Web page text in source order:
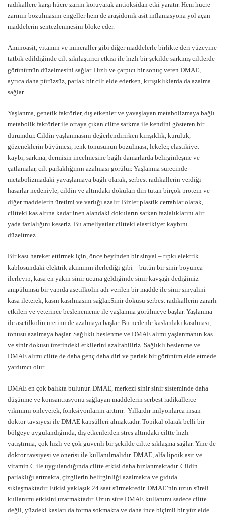
radikallere karşı hücre zarını koruyarak antioksidan etki yaratır. Hem hücre
zarının bozulmasını engeller hem de araşidonik asit inflamasyona yol açan
maddelerin sentezlenmesini bloke eder.
Aminoasit, vitamin ve mineraller gibi diğer maddelerle birlikte deri yüzeyine
tatbik edildiğinde cilt sıkılaştırıcı etkisi ile hızlı bir şekilde sarkmış ciltlerde
görünümün düzelmesini sağlar. Hızlı ve çarpıcı bir sonuç veren DMAE,
ayrıca daha pürüzsüz, parlak bir cilt elde ederken, kırışıklıklarda da azalma
sağlar.
Yaşlanma, genetik faktörler, dış etkenler ve yavaşlayan metabolizmaya bağlı
metabolik faktörler ile ortaya çıkan ciltte sarkma ile kendini gösteren bir
durumdur. Cildin yaşlanmasını değerlendirirken kırışıklık, kuruluk,
gözeneklerin büyümesi, renk tonusunun bozulması, lekeler, elastikiyet
kaybı, sarkma, dermisin incelmesine bağlı damarlarda belirginleşme ve
çatlamalar, cilt parlaklığının azalması görülür. Yaşlanma sürecinde
metabolizmadaki yavaşlamaya bağlı olarak, serbest radikallerin verdiği
hasarlar nedeniyle, cildin ve altındaki dokuları diri tutan birçok protein ve
diğer maddelerin üretimi ve varlığı azalır. Bizler plastik cerrahlar olarak,
ciltteki kas altına kadar inen alandaki dokuların sarkan fazlalıklarını alır
yada fazlalığını keseriz. Bu ameliyatlar ciltteki elastikiyet kaybını
düzeltmez.
Bir kası hareket ettirmek için, önce beyinden bir sinyal – tıpkı elektrik
kablosundaki elektrik akımının ilerlediği gibi – bütün bir sinir boyunca
ilerleyip, kasa en yakın sinir ucuna geldiğinde sinir kavşağı dediğimiz
ampülümsü bir yapıda asetilkolin adı verilen bir madde ile sinir sinyalini
kasa ileterek, kasın kasılmasını sağlar.Sinir dokusu serbest radikallerin zararlı
etkileri ve yeterince beslenememe ile yaşlanma görülmeye başlar. Yaşlanma
ile asetilkolin üretimi de azalmaya başlar. Bu nedenle kaslardaki kasılması,
tonusu azalmaya başlar. Sağlıklı beslenme ve DMAE alımı yaşlanmanın kas
ve sinir dokusu üzerindeki etkilerini azaltabiliriz. Sağlıklı beslenme ve
DMAE alımı ciltte de daha genç daha diri ve parlak bir görünüm elde etmede
yardımcı olur.
DMAE en çok balıkta bulunur. DMAE, merkezi sinir sinir sisteminde daha
düşünme ve konsantrasyonu sağlayan maddelerin serbest radikallerce
yıkımını önleyerek, fonksiyonlarını arttırır. Yıllardır milyonlarca insan
doktor tavsiyesi ile DMAE kapsülleri almaktadır. Topikal olarak belli bir
bölgeye uygulandığında, dış etkenlerden stres altındaki ciltte hızlı
yatıştırma; çok hızlı ve çok güvenli bir şekilde ciltte sıklaşma sağlar. Yine de
doktor tavsiyesi ve önerisi ile kullanılmalıdır. DMAE, alfa lipoik asit ve
vitamin C ile uygulandığında ciltte etkisi daha hızlanmaktadır. Cildin
parlaklığı artmakta, çizgilerin belirginliği azalmakta ve gıdıda
sıklaşmaktadır. Etkisi yaklaşık 24 saat sürmektedir. DMAE’nin uzun süreli
kullanımı etkisini uzatmaktadır. Uzun süre DMAE kullanımı sadece ciltte
değil, yüzdeki kasları da forma sokmakta ve daha ince biçimli bir yüz elde